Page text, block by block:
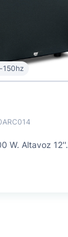
150hz
W. Altavoz 12''.